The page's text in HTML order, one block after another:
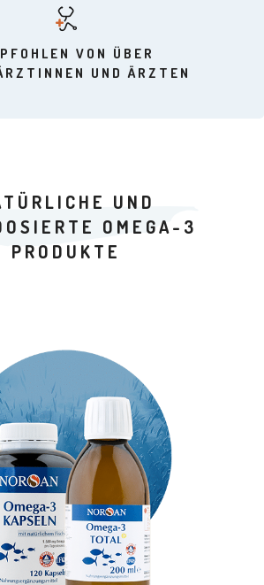
VON ÜBER
UND ÄRZTEN
UND
OMEGA-3
PRODUKTE